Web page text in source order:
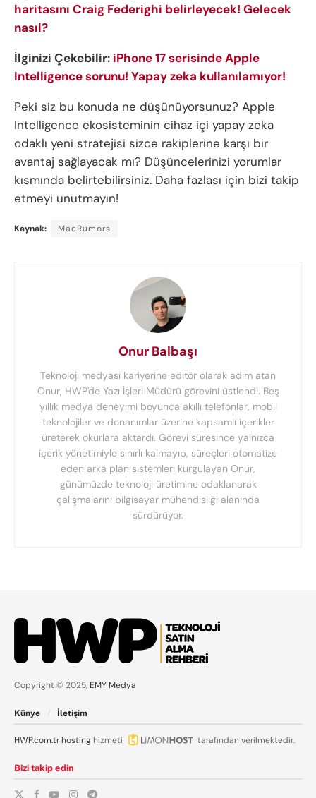
haritasını Craig Federighi belirleyecek! Gelecek
nasıl?
İlginizi Çekebilir: iPhone 17 serisinde Apple
Intelligence sorunu! Yapay zeka kullanılamıyor!
Peki siz bu konuda ne düşünüyorsunuz? Apple
Intelligence ekosisteminin cihaz içi yapay zeka
odaklı yeni stratejisi sizce rakiplerine karşı bir
avantaj sağlayacak mı? Düşüncelerinizi yorumlar
kısmında belirtebilirsiniz. Daha fazlası için bizi takip
etmeyi unutmayın!
Kaynak: MacRumors
Onur Balbaşı
Teknoloji medyası kariyerine editör olarak adım atan
Onur, HWP'de Yazı İşleri Müdürü görevini üstlendi. Beş
yıllık medya deneyimi boyunca akıllı telefonlar, mobil
teknolojiler ve donanımlar üzerine kapsamlı içerikler
üreterek okurlara aktardı. Görevi süresince yalnızca
içerik yönetimiyle sınırlı kalmayıp, süreçleri otomatize
eden arka plan sistemleri kurgulayan Onur,
günümüzde teknoloji üretimine odaklanarak
çalışmalarını bilgisayar mühendisliği alanında
sürdürüyor.
Copyright © 2025, EMY Medya
Künye İletişim
HWP.com.trhosting hizmeti tarafından verilmektedir.
Bizi takip edin